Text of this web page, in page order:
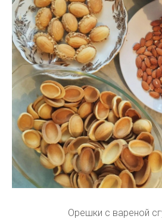
Орешки с вареной